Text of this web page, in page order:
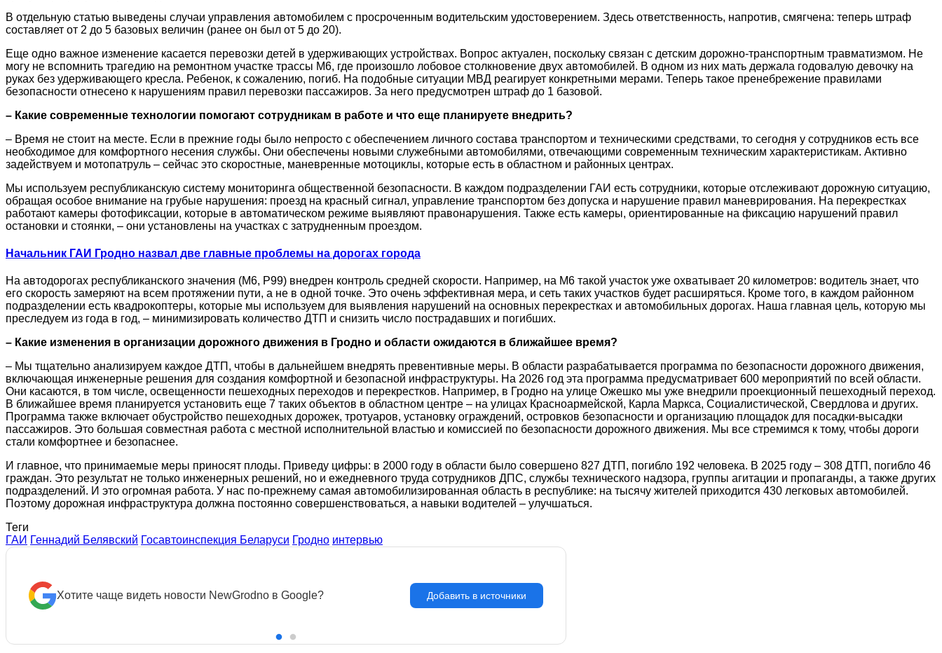
В отдельную статью выведены случаи управления автомобилем с просроченным водительским удостоверением. Здесь ответственность, напротив, смягчена: теперь штраф
составляет от 2 до 5 базовых величин (ранее он был от 5 до 20).
Еще одно важное изменение касается перевозки детей в удерживающих устройствах. Вопрос актуален, поскольку связан с детским дорожно-транспортным травматизмом. Не
могу не вспомнить трагедию на ремонтном участке трассы М6, где произошло лобовое столкновение двух автомобилей. В одном из них мать держала годовалую девочку на
руках без удерживающего кресла. Ребенок, к сожалению, погиб. На подобные ситуации МВД реагирует конкретными мерами. Теперь такое пренебрежение правилами
безопасности отнесено к нарушениям правил перевозки пассажиров. За него предусмотрен штраф до 1 базовой.
– Какие современные технологии помогают сотрудникам в работе и что еще планируете внедрить?
– Время не стоит на месте. Если в прежние годы было непросто с обеспечением личного состава транспортом и техническими средствами, то сегодня у сотрудников есть все
необходимое для комфортного несения службы. Они обеспечены новыми служебными автомобилями, отвечающими современным техническим характеристикам. Активно
задействуем и мотопатруль – сейчас это скоростные, маневренные мотоциклы, которые есть в областном и районных центрах.
Мы используем республиканскую систему мониторинга общественной безопасности. В каждом подразделении ГАИ есть сотрудники, которые отслеживают дорожную ситуацию,
обращая особое внимание на грубые нарушения: проезд на красный сигнал, управление транспортом без допуска и нарушение правил маневрирования. На перекрестках
работают камеры фотофиксации, которые в автоматическом режиме выявляют правонарушения. Также есть камеры, ориентированные на фиксацию нарушений правил
остановки и стоянки, – они установлены на участках с затрудненным проездом.
Начальник ГАИ Гродно назвал две главные проблемы на дорогах города
На автодорогах республиканского значения (М6, Р99) внедрен контроль средней скорости. Например, на М6 такой участок уже охватывает 20 километров: водитель знает, что
его скорость замеряют на всем протяжении пути, а не в одной точке. Это очень эффективная мера, и сеть таких участков будет расширяться. Кроме того, в каждом районном
подразделении есть квадрокоптеры, которые мы используем для выявления нарушений на основных перекрестках и автомобильных дорогах. Наша главная цель, которую мы
преследуем из года в год, – минимизировать количество ДТП и снизить число пострадавших и погибших.
– Какие изменения в организации дорожного движения в Гродно и области ожидаются в ближайшее время?
– Мы тщательно анализируем каждое ДТП, чтобы в дальнейшем внедрять превентивные меры. В области разрабатывается программа по безопасности дорожного движения,
включающая инженерные решения для создания комфортной и безопасной инфраструктуры. На 2026 год эта программа предусматривает 600 мероприятий по всей области.
Они касаются, в том числе, освещенности пешеходных переходов и перекрестков. Например, в Гродно на улице Ожешко мы уже внедрили проекционный пешеходный переход.
В ближайшее время планируется установить еще 7 таких объектов в областном центре – на улицах Красноармейской, Карла Маркса, Социалистической, Свердлова и других.
Программа также включает обустройство пешеходных дорожек, тротуаров, установку ограждений, островков безопасности и организацию площадок для посадки-высадки
пассажиров. Это большая совместная работа с местной исполнительной властью и комиссией по безопасности дорожного движения. Мы все стремимся к тому, чтобы дороги
стали комфортнее и безопаснее.
И главное, что принимаемые меры приносят плоды. Приведу цифры: в 2000 году в области было совершено 827 ДТП, погибло 192 человека. В 2025 году – 308 ДТП, погибло 46
граждан. Это результат не только инженерных решений, но и ежедневного труда сотрудников ДПС, службы технического надзора, группы агитации и пропаганды, а также других
подразделений. И это огромная работа. У нас по-прежнему самая автомобилизированная область в республике: на тысячу жителей приходится 430 легковых автомобилей.
Поэтому дорожная инфраструктура должна постоянно совершенствоваться, а навыки водителей – улучшаться.
Теги
ГАИ Геннадий Белявский Госавтоинспекция Беларуси Гродно интервью
Хотите чаще видеть новости NewGrodno в Google? Добавить в источники